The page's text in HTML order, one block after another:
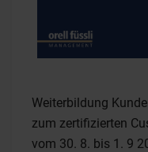
Weiterbildung
zum zertifizierten
vom 30. 8. bis 1. 9